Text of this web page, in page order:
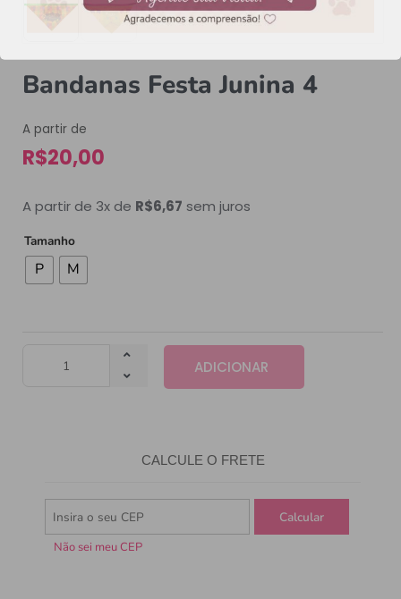
Bandanas Festa Junina 4
A partir de
R$20,00
A partir de 3x de R$6,67 sem juros
Tamanho
P M
ADICIONAR
CALCULE O FRETE
Não sei meu CEP